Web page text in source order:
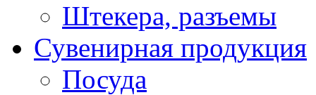
Штекера, разъемы
Сувенирная продукция
Посуда